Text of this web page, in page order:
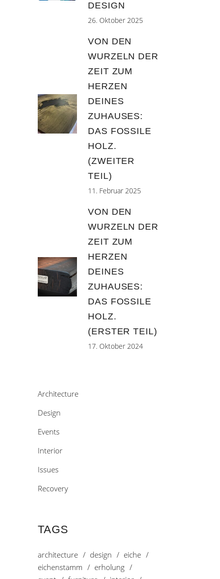
DESIGN
26. Oktober 2025
VON DEN
WURZELN DER
ZEIT ZUM
HERZEN
DEINES
ZUHAUSES:
DAS FOSSILE
HOLZ.
(ZWEITER
TEIL)
11. Februar 2025
VON DEN
WURZELN DER
ZEIT ZUM
HERZEN
DEINES
ZUHAUSES:
DAS FOSSILE
HOLZ.
(ERSTER TEIL)
17. Oktober 2024
Architecture
Design
Events
Interior
Issues
Recovery
TAGS
architecture design
eiche
eichenstamm
erholung